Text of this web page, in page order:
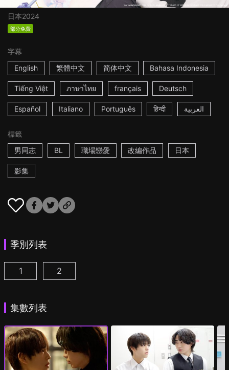
日本2024
部分免費
字幕
English
繁體中文 简体中文 Bahasa Indonesia
Tiếng Việt ภาษาไทย français Deutsch
Español Italiano Português हिन्दी العربية
標籤
男同志
BL 職場戀愛 改編作品 日本
影集
季別列表
美妝搭檔情人 第1集
1 美妝搭檔情人 第2季 第1集
2
集數列表